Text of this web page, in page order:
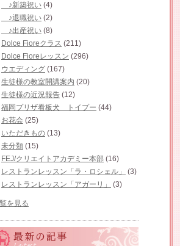
♪新築祝い (4)
♪退職祝い (2)
♪出産祝い (8)
Dolce Fioreクラス (211)
Dolce Fioreレッスン (296)
ウエディング (167)
生徒様の教室開講案内 (20)
生徒様の近況報告 (12)
福岡プリザ看板犬 トイプー (44)
お花会 (25)
いただきもの (13)
未分類 (15)
FEJ/クリエイトアカデミー本部 (16)
レストランレッスン「ラ・ロシェル」
(3)
レストランレッスン「アガーリ」
(3)
を見る